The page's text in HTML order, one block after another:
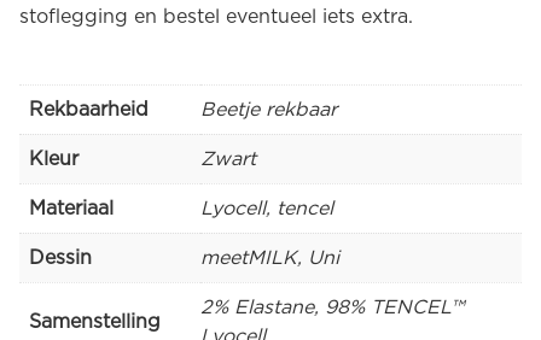
stoflegging en bestel eventueel iets extra.
Rekbaarheid Beetje rekbaar
Kleur Zwart
Materiaal Lyocell, tencel
Dessin meetMILK, Uni
Samenstelling
2% Elastane, 98% TENCEL™